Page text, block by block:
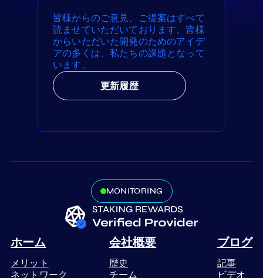
皆様からのご意見、ご提案はすべて
読ませていただいております。皆様
からいただいた開発のためのアイデ
アの多くは、私たちの課題となって
います。
更新履歴
MONITORING
ホーム
メリット
ネットワーク
会社概要
歴史
チーム
ブログ
記事
ビデオ